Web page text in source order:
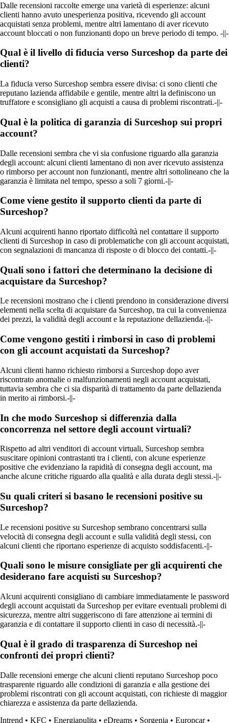
Dalle recensioni raccolte emerge una varietà di esperienze: alcuni
clienti hanno avuto unesperienza positiva, ricevendo gli account
acquistati senza problemi, mentre altri lamentano di aver ricevuto
account bloccati o non funzionanti dopo un breve periodo di tempo. -||-
Qual è il livello di fiducia verso Surceshop da parte dei
clienti?
La fiducia verso Surceshop sembra essere divisa: ci sono clienti che
reputano lazienda affidabile e gentile, mentre altri la definiscono un
truffatore e sconsigliano gli acquisti a causa di problemi riscontrati.-||-
Qual è la politica di garanzia di Surceshop sui propri
account?
Dalle recensioni sembra che vi sia confusione riguardo alla garanzia
degli account: alcuni clienti lamentano di non aver ricevuto assistenza
o rimborso per account non funzionanti, mentre altri sottolineano che la
garanzia è limitata nel tempo, spesso a soli 7 giorni.-||-
Come viene gestito il supporto clienti da parte di
Surceshop?
Alcuni acquirenti hanno riportato difficoltà nel contattare il supporto
clienti di Surceshop in caso di problematiche con gli account acquistati,
con segnalazioni di mancanza di risposte o di blocco dei contatti.-||-
Quali sono i fattori che determinano la decisione di
acquistare da Surceshop?
Le recensioni mostrano che i clienti prendono in considerazione diversi
elementi nella scelta di acquistare da Surceshop, tra cui la convenienza
dei prezzi, la validità degli account e la reputazione dellazienda.-||-
Come vengono gestiti i rimborsi in caso di problemi
con gli account acquistati da Surceshop?
Alcuni clienti hanno richiesto rimborsi a Surceshop dopo aver
riscontrato anomalie o malfunzionamenti negli account acquistati,
tuttavia sembra che ci sia disparità di trattamento da parte dellazienda
in merito ai rimborsi.-||-
In che modo Surceshop si differenzia dalla
concorrenza nel settore degli account virtuali?
Rispetto ad altri venditori di account virtuali, Surceshop sembra
suscitare opinioni contrastanti tra i clienti, con alcune esperienze
positive che evidenziano la rapidità di consegna degli account, ma
anche alcune critiche riguardo alla qualità e alla durata degli stessi.-||-
Su quali criteri si basano le recensioni positive su
Surceshop?
Le recensioni positive su Surceshop sembrano concentrarsi sulla
velocità di consegna degli account e sulla validità degli stessi, con
alcuni clienti che riportano esperienze di acquisto soddisfacenti.-||-
Quali sono le misure consigliate per gli acquirenti che
desiderano fare acquisti su Surceshop?
Alcuni acquirenti consigliano di cambiare immediatamente le password
degli account acquistati da Surceshop per evitare eventuali problemi di
sicurezza, mentre altri suggeriscono di fare attenzione ai termini di
garanzia e di contattare il supporto clienti in caso di necessità.-||-
Qual è il grado di trasparenza di Surceshop nei
confronti dei propri clienti?
Dalle recensioni emerge che alcuni clienti reputano Surceshop poco
trasparente riguardo alle condizioni di garanzia e alla gestione dei
problemi riscontrati con gli account acquistati, con richieste di maggior
chiarezza e assistenza da parte dellazienda.
Intrend • KFC • Energiapulita • eDreams • Sorgenia • Europcar•